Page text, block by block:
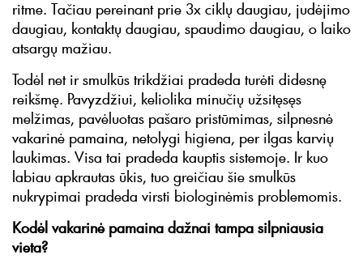
ritme. Tačiau pereinant prie 3x ciklų daugiau, judėjimo
daugiau, kontaktų daugiau, spaudimo daugiau, o laiko
atsargų mažiau.
Todėl net ir smulkūs trikdžiai pradeda turėti didesnę
reikšmę. Pavyzdžiui, keliolika minučių užsitęsęs
melžimas, pavėluotas pašaro pristūmimas, silpnesnė
vakarinė pamaina, netolygi higiena, per ilgas karvių
laukimas. Visa tai pradeda kauptis sistemoje. Ir kuo
labiau apkrautas ūkis, tuo greičiau šie smulkūs
nukrypimai pradeda virsti biologinėmis problemomis.
Kodėl vakarinė pamaina dažnai tampa silpniausia
vieta?